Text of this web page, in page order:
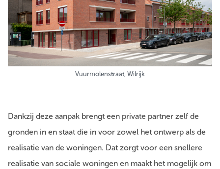
Vuurmolenstraat, Wilrijk
Dankzij deze aanpak brengt een private partner zelf de
gronden in en staat die in voor zowel het ontwerp als de
realisatie van de woningen. Dat zorgt voor een snellere
realisatie van sociale woningen en maakt het mogelijk om